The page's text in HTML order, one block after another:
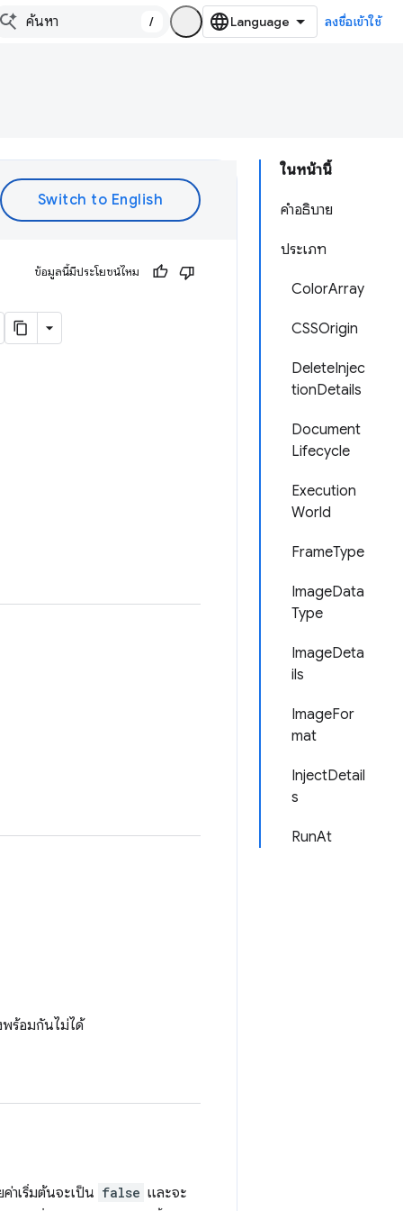
/ ลงชื่อเข้าใช้
ในหน้านี้
คำอธิบาย
ประเภท
ColorArray
CSSOrigin
DeleteInjec
tionDetails
Document
Lifecycle
Execution
World
FrameType
ImageData
Type
ImageDeta
ils
ImageFor
mat
InjectDetail
s
RunAt
ข้อมูลนี้มีประโยชน์ไหม
พร้อมกันไม่ได้
าเริ่มต้นจะเป็น false และจะ